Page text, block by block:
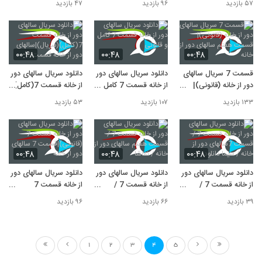
۵۷ بازدید ۹۶ بازدید
سریال سالهای دور از خانه
۴۷ بازدید
۰۰:۴۸
قسمت 7 سریال سالهای
دور از خانه (قانونی)|
قسمت هفتم سالهای دور
از خانه
۱۳۳ بازدید
۰۰:۴۸
دانلود سریال سالهای دور
از خانه قسمت 7 کامل و
قانونی
۱۰۷ بازدید
۰۰:۴۸
دانلود سریال سالهای دور
از خانه قسمت 7(کامل)
(سریال)|سالهای دور از
خانه قسمت 7
۵۳ بازدید
۰۰:۴۸
دانلود سریال سالهای دور
از خانه قسمت 7 /
خانه / سیما دانلود
۳۹ بازدید
۰۰:۴۸
دانلود سریال سالهای دور
از خانه قسمت 7 /
قسمت هفتم سالهای دور
از خانه / نماشا
۶۶ بازدید
۰۰:۴۸
دانلود سریال سالهای دور
از خانه قسمت 7
سالهای دور از خانه
۹۶ بازدید
1 2 3 4 5